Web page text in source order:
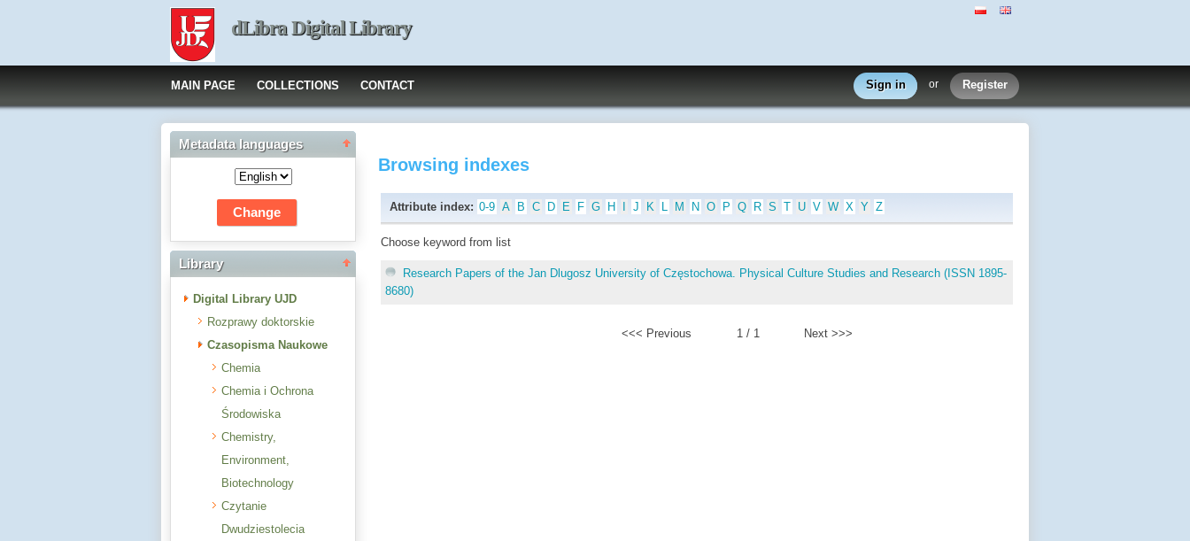
dLibra Digital Library
MAIN PAGE COLLECTIONS CONTACT Sign in or Register
Metadata languages
Library
Digital Library UJD
Rozprawy doktorskie
Czasopisma Naukowe
Chemia
Chemia i Ochrona
Środowiska
Chemistry,
Environment,
Biotechnology
Czytanie
Dwudziestolecia
Browsing indexes
Attribute index: 0-9 A B C D E F G H J K L M N O P Q R S T U V W X Y Z
Choose keyword from list
Research Papers of the Jan Dlugosz University of Częstochowa. Physical Culture Studies and Research (ISSN 1895-
8680)
<<< Previous 1 / 1 Next >>>